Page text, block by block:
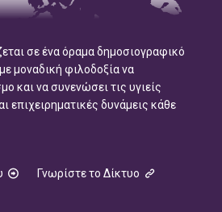
σε ένα όραμα δημοσιογραφικό
μοναδική φιλοδοξία να
και να συνενώσει τις υγιείς
επιχειρηματικές δυνάμεις κάθε
Γνωρίστε το Δίκτυο